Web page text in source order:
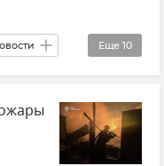
Еще 10
область